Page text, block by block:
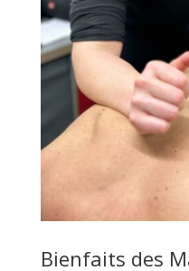
Bienfaits des